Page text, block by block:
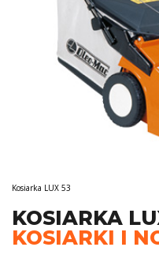
Kosiarka LUX 53
KOSIARKA
KOSIARKI I